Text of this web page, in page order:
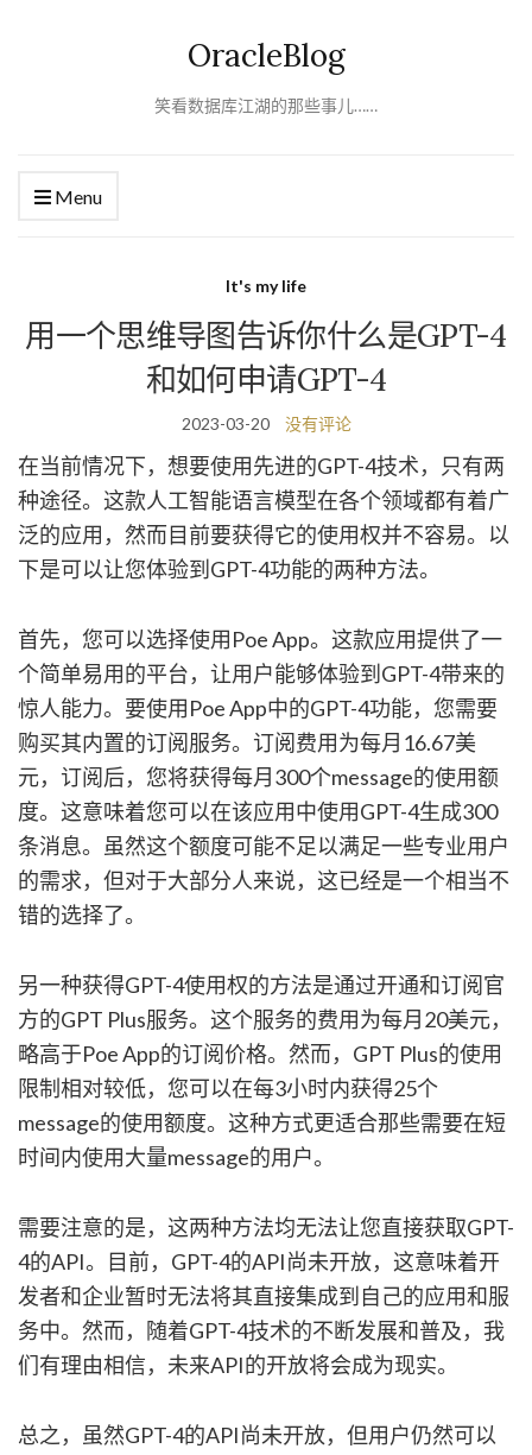
OracleBlog
笑看数据库江湖的那些事儿……
Menu
It's my life
用一个思维导图告诉你什么是GPT-4
和如何申请GPT-4
2023-03-20 没有评论
在当前情况下，想要使用先进的GPT-4技术，只有两
种途径。这款人工智能语言模型在各个领域都有着广
泛的应用，然而目前要获得它的使用权并不容易。以
下是可以让您体验到GPT-4功能的两种方法。
首先，您可以选择使用Poe App。这款应用提供了一
个简单易用的平台，让用户能够体验到GPT-4带来的
惊人能力。要使用Poe App中的GPT-4功能，您需要
购买其内置的订阅服务。订阅费用为每月16.67美
元，订阅后，您将获得每月300个message的使用额
度。这意味着您可以在该应用中使用GPT-4生成300
条消息。虽然这个额度可能不足以满足一些专业用户
的需求，但对于大部分人来说，这已经是一个相当不
错的选择了。
另一种获得GPT-4使用权的方法是通过开通和订阅官
方的GPT Plus服务。这个服务的费用为每月20美元，
略高于Poe App的订阅价格。然而，GPT Plus的使用
限制相对较低，您可以在每3小时内获得25个
message的使用额度。这种方式更适合那些需要在短
时间内使用大量message的用户。
需要注意的是，这两种方法均无法让您直接获取GPT-
4的API。目前，GPT-4的API尚未开放，这意味着开
发者和企业暂时无法将其直接集成到自己的应用和服
务中。然而，随着GPT-4技术的不断发展和普及，我
们有理由相信，未来API的开放将会成为现实。
总之，虽然GPT-4的API尚未开放，但用户仍然可以